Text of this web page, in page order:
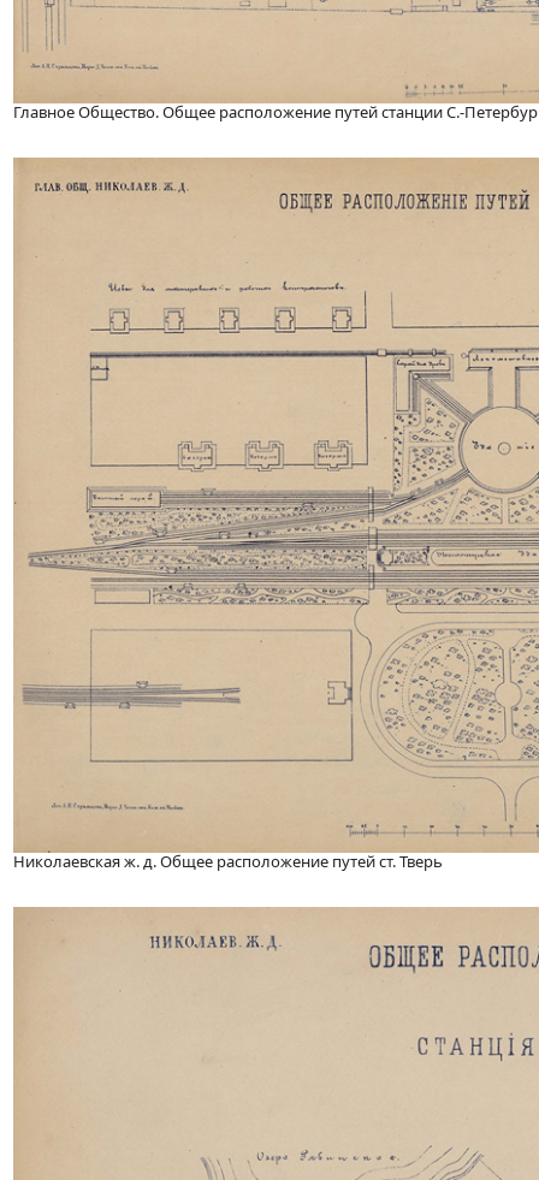
Главное Общество. Общее расположение путей станции С.-
Николаевская ж. д. Общее расположение путей ст. Тверь